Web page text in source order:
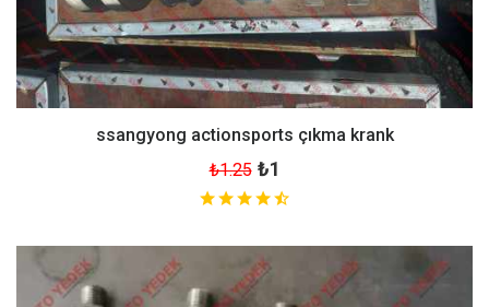
ssangyong actionsports çıkma krank
₺1.25 ₺1